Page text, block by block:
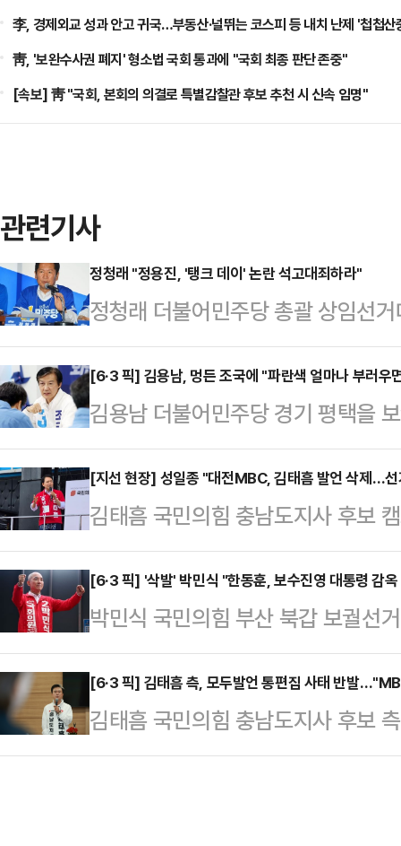
李, 경제외교 성과 안고 귀국…부동산·널뛰는 코스피 등 내치 난제 '첩첩산
靑, '보완수사권 폐지' 형소법 국회 통과에 "국회 최종 판단 존중"
[속보] 靑 "국회, 본회의 의결로 특별감찰관 후보 추천 시 신속 임명"
관련기사
정청래 "정용진, '탱크 데이' 논란 석고대죄하라"
정청래 더불어민주당 총괄 상임선
'탱크 데이' 마케팅 논란과 관련해 "
앞에 무릎 꿇고 석고대죄하시기를
22일 오전 충북 청주시에서 열린
"광주를 중심으로 스타벅스에 대한
다. 그러기 전에 다시 한번 고개 숙
다.그는 "5·18 특별법에 5·18에 대
지 처벌하게 돼 있…
[6·3 픽] 김용남, 멍든 조국에 "파란색 얼마나 부러우
김용남 더불어민주당 경기 평택을
눈에 멍이 든 것과 관련해 "파란색
기 얼굴을 시퍼렇게 만든 사람이
다.김용남 후보는 공식 선거운동
다. 해당 발언은 최근 조 후보가 문
든 채 나타난 것을 두고 민주당 상
다.조 후보는 지난 13일 자신의 페
부딪히는 …
[지선 현장] 성일종 "대전MBC, 김태흠 발언 삭제…
김태흠 국민의힘 충남도지사 후보
(서산·태안)은 22일 대전MBC 주
전면 삭제된 채 방송된 사건과 관련
에 대한 도전"으로 규정했다.성일
진행된 합동 유세 지원 연설을 통해
송이 벌어졌다"며 "박수현 더불어
로 내보내면서 김 후보의 모두발언
보의 모두발언은 주…
[6·3 픽] '삭발' 박민식 "한동훈, 보수진영 대통령 감
박민식 국민의힘 부산 북갑 보궐선
해 "이명박 대통령, 박근혜 대통령,
영에서 배출한 대통령이지 않나. 이
한 일등공신이 한 후보"라고 비판
현의 정치쇼'에 이같이 말한 뒤 "본
[6·3 픽] 김태흠 측, 모두발언 통편집 사태 반발
김태흠 국민의힘 충남도지사 후보
집 사태와 관련해 안형준 사장의